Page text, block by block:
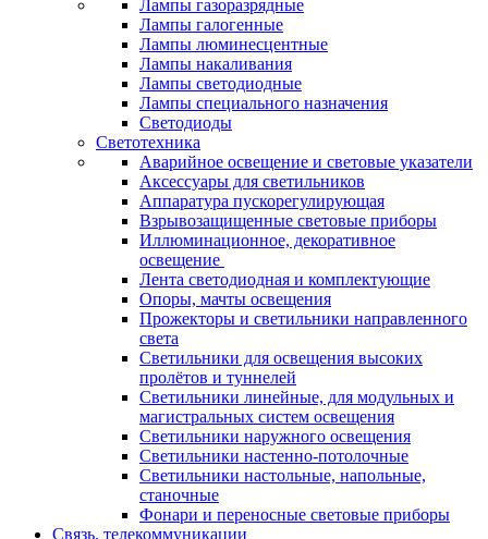
Лампы газоразрядные
Лампы галогенные
Лампы люминесцентные
Лампы накаливания
Лампы светодиодные
Лампы специального назначения
Светодиоды
Светотехника
Аварийное освещение и световые указатели
Аксессуары для светильников
Аппаратура пускорегулирующая
Взрывозащищенные световые приборы
Иллюминационное, декоративное
освещение
Лента светодиодная и комплектующие
Опоры, мачты освещения
Прожекторы и светильники направленного
света
Светильники для освещения высоких
пролётов и туннелей
Светильники линейные, для модульных и
магистральных систем освещения
Светильники наружного освещения
Светильники настенно-потолочные
Светильники настольные, напольные,
станочные
Фонари и переносные световые приборы
Связь, телекоммуникации